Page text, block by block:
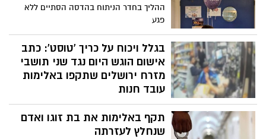
כל כך. בדרך כלל טיפלנו במקרים דומים
בתדירות נמוכה הרבה יותר"
ההליך בחדר הניתוח בהדסה הסתיים ללא
פגע
בגלל ויכוח על כריך 'טוסט': כתב
אישום הוגש היום נגד שני תושבי
מזרח ירושלים שתקפו באלימות
עובד חנות
החשודים גרמו לו לחבלות וניסו להימלט עד
שנעצרו על ידי שוטרי מחוז ירושלים
תקף באלימות את בת זוגו ואדם
שנחלץ לעזרתה